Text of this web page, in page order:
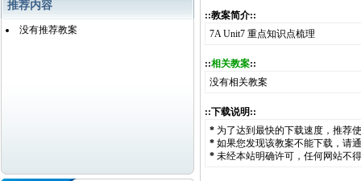
推荐内容
没有推荐教案
::教案简介::
7A Unit7 重点知识点梳理
::相关教案::
没有相关教案
::下载说明::
* 为了达到最快的下载速度，推荐
* 如果您发现该教案不能下载，请
* 未经本站明确许可，任何网站不